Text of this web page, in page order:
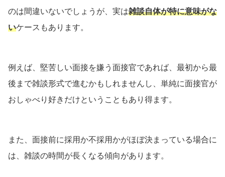
のは間違いないでしょうが、実は雑談自体が特に意味がな
いケースもあります。
例えば、堅苦しい面接を嫌う面接官であれば、最初から最
後まで雑談形式で進むかもしれませんし、単純に面接官が
おしゃべり好きだけということもあり得ます。
また、面接前に採用か不採用かがほぼ決まっている場合に
は、雑談の時間が長くなる傾向があります。